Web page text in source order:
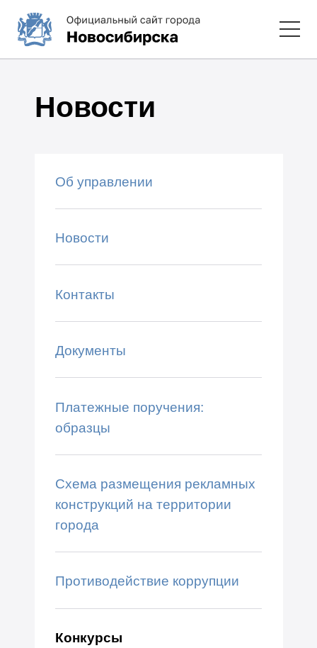
Новости
Об управлении
Новости
Контакты
Документы
Платежные поручения:
образцы
Схема размещения рекламных
конструкций на территории
города
Противодействие коррупции
Конкурсы